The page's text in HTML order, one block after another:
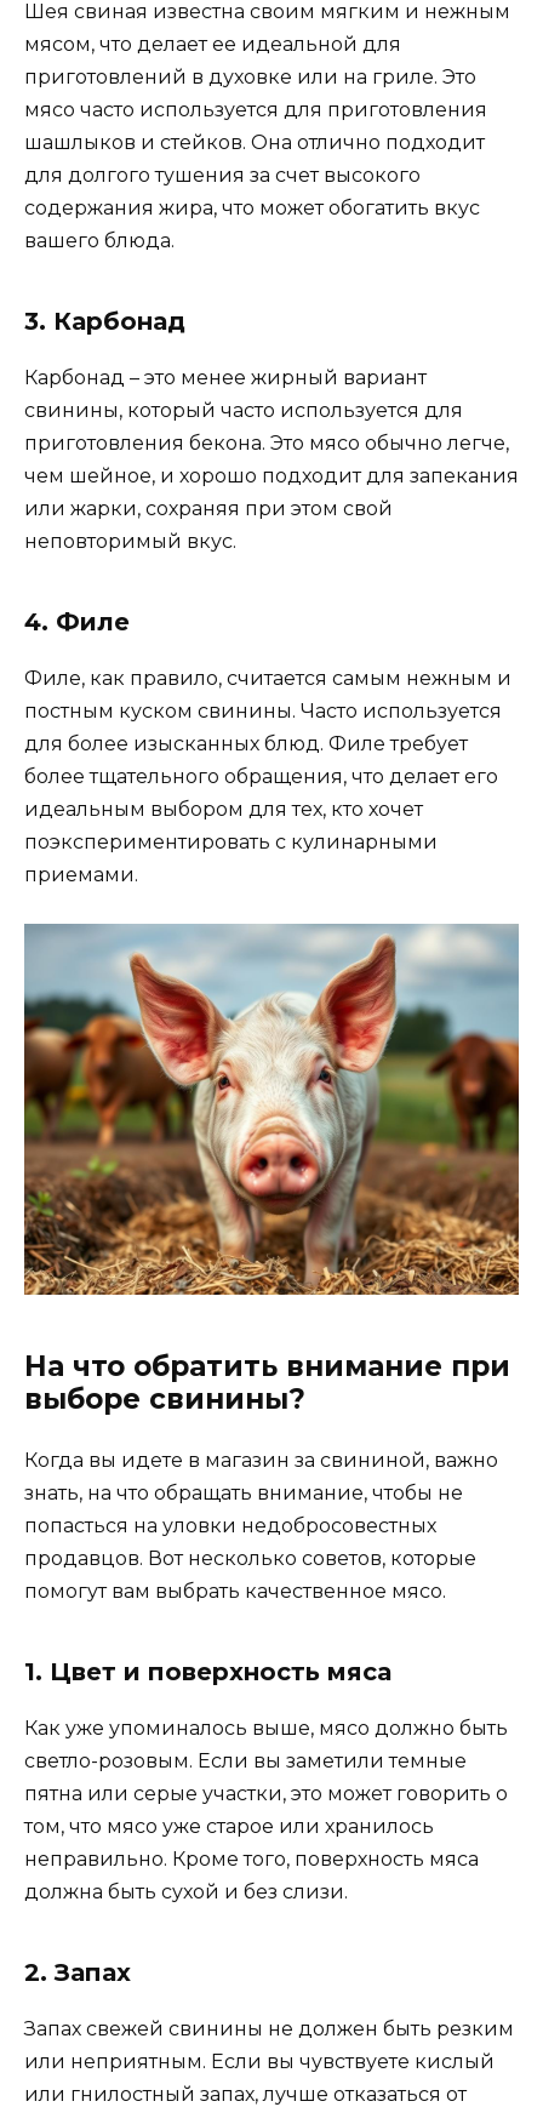
Шея свиная известна своим мягким и нежным
мясом, что делает ее идеальной для
приготовлений в духовке или на гриле. Это
мясо часто используется для приготовления
шашлыков и стейков. Она отлично подходит
для долгого тушения за счет высокого
содержания жира, что может обогатить вкус
вашего блюда.
3. Карбонад
Карбонад – это менее жирный вариант
свинины, который часто используется для
приготовления бекона. Это мясо обычно легче,
чем шейное, и хорошо подходит для запекания
или жарки, сохраняя при этом свой
неповторимый вкус.
4. Филе
Филе, как правило, считается самым нежным и
постным куском свинины. Часто используется
для более изысканных блюд. Филе требует
более тщательного обращения, что делает его
идеальным выбором для тех, кто хочет
поэкспериментировать с кулинарными
приемами.
На что обратить внимание при
выборе свинины?
Когда вы идете в магазин за свининой, важно
знать, на что обращать внимание, чтобы не
попасться на уловки недобросовестных
продавцов. Вот несколько советов, которые
помогут вам выбрать качественное мясо.
1. Цвет и поверхность мяса
Как уже упоминалось выше, мясо должно быть
светло-розовым. Если вы заметили темные
пятна или серые участки, это может говорить о
том, что мясо уже старое или хранилось
неправильно. Кроме того, поверхность мяса
должна быть сухой и без слизи.
2. Запах
Запах свежей свинины не должен быть резким
или неприятным. Если вы чувствуете кислый
или гнилостный запах, лучше отказаться от